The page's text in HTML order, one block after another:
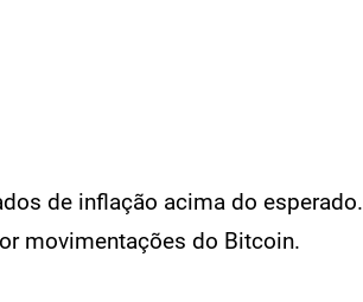
de inflação acima do esperado.
movimentações do Bitcoin.